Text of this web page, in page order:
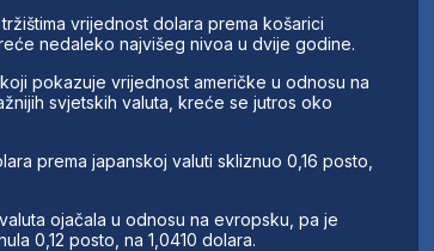
vrijednost dolara prema košarici
nedaleko najvišeg nivoa u dvije godine.
pokazuje vrijednost američke u odnosu na
svjetskih valuta, kreće se jutros oko
prema japanskoj valuti skliznuo 0,16 posto,
ojačala u odnosu na evropsku, pa je
0,12 posto, na 1,0410 dolara.